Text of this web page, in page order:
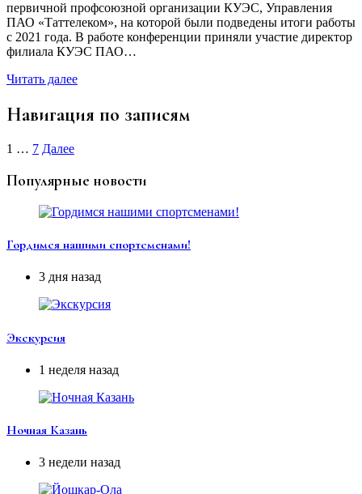
первичной профсоюзной организации КУЭС, Управления
ПАО «Таттелеком», на которой были подведены итоги работы
с 2021 года. В работе конференции приняли участие директор
филиала КУЭС ПАО…
Читать далее
Навигация по записям
1 … 7 Далее
Популярные новости
Гордимся нашими спортсменами!
3 дня назад
Экскурсия
1 неделя назад
Ночная Казань
3 недели назад